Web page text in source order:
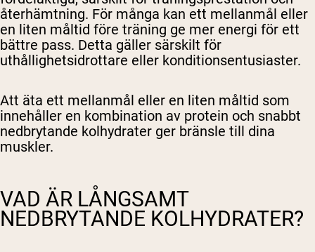
återhämtning. För många kan ett mellanmål eller
en liten måltid före träning ge mer energi för ett
bättre pass. Detta gäller särskilt för
uthållighetsidrottare eller konditionsentusiaster.
Att äta ett mellanmål eller en liten måltid som
innehåller en kombination av protein och snabbt
nedbrytande kolhydrater ger bränsle till dina
muskler.
VAD ÄR LÅNGSAMT
NEDBRYTANDE KOLHYDRATER?